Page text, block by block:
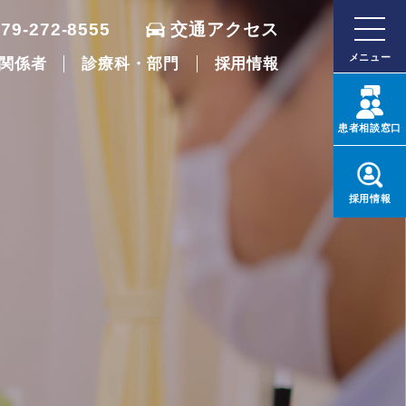
272-8555 交通アクセス
係者 診療科・部門 採用情報 メニュー
患者相談窓口
採用情報